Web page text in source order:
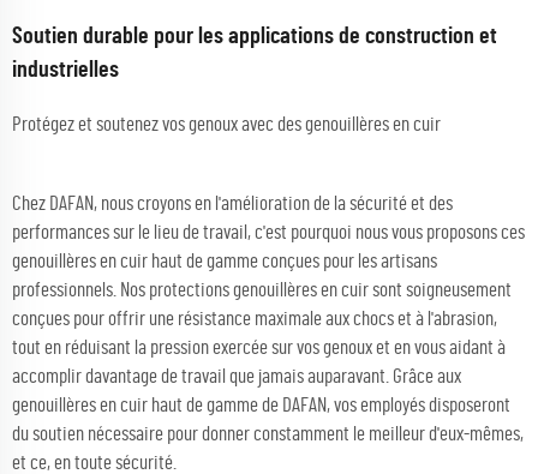
Soutien durable pour les applications de construction et
industrielles
Protégez et soutenez vos genoux avec des genouillères en cuir
Chez DAFAN, nous croyons en l'amélioration de la sécurité et des
performances sur le lieu de travail, c'est pourquoi nous vous proposons ces
genouillères en cuir haut de gamme conçues pour les artisans
professionnels. Nos protections genouillères en cuir sont soigneusement
conçues pour offrir une résistance maximale aux chocs et à l'abrasion,
tout en réduisant la pression exercée sur vos genoux et en vous aidant à
accomplir davantage de travail que jamais auparavant. Grâce aux
genouillères en cuir haut de gamme de DAFAN, vos employés disposeront
du soutien nécessaire pour donner constamment le meilleur d'eux-mêmes,
et ce, en toute sécurité.